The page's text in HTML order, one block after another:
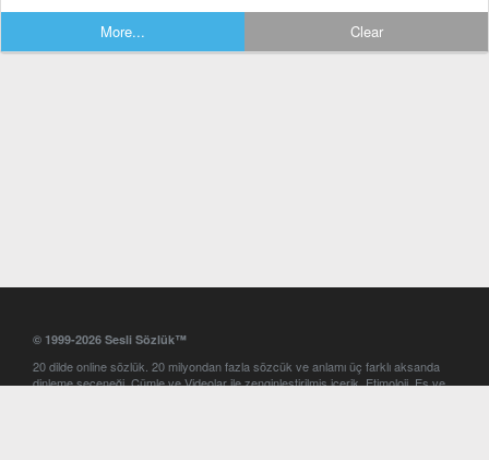
More... Clear
© 1999-2026 Sesli Sözlük™
20 dilde online sözlük. 20 milyondan fazla sözcük ve anlamı üç farklı aksanda
dinleme seçeneği. Cümle ve Videolar ile zenginleştirilmiş içerik. Etimoloji, Eş ve